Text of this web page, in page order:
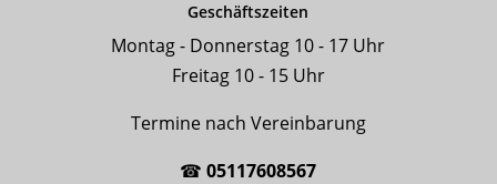
Geschäftszeiten
Montag - Donnerstag 10 - 17 Uhr
Freitag 10 - 15 Uhr
Termine nach Vereinbarung
☎05117608567